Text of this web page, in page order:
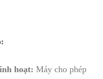
hoạt: Máy cho phép